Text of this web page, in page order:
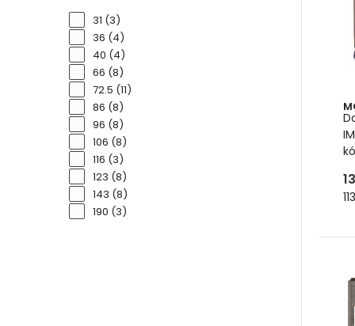
31 (3)
36 (4)
40 (4)
66 (8)
72.5 (11)
86 (8)
96 (8)
106 (8)
116 (3)
123 (8)
143 (8)
190 (3)